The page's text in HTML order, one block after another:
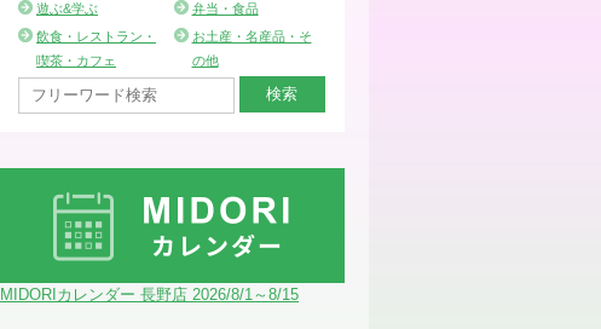
遊ぶ&学ぶ
弁当・食品
飲食・レストラン・
喫茶・カフェ
お土産・名産品・そ
の他
MIDORIカレンダー 長野店 2026/8/1～8/15